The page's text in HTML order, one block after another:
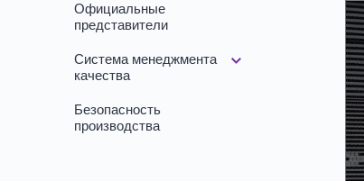
Официальные
представители
Система менеджмента
качества
Безопасность
производства